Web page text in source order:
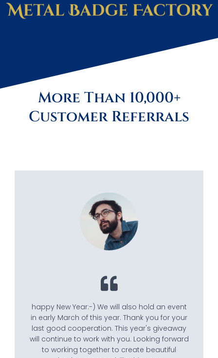
More Than 10,000+
Customer Referrals
happy New Year:-) We will also hold an event
in early March of this year. Thank you for your
last good cooperation. This year's giveaway
will continue to work with you. Looking forward
to working together to create beautiful